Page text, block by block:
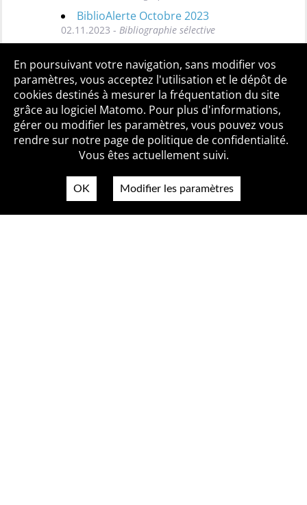
BiblioAlerte Octobre 2023
02.11.2023 - Bibliographie sélective
Toutes les BiblioAlertes
Qui sommes-nous ? Mentions légales
Accessibilité
Politique de confidentialité
Contact
En poursuivant votre navigation, sans modifier vos
paramètres, vous acceptez l'utilisation et le dépôt de
cookies destinés à mesurer la fréquentation du site
grâce au logiciel Matomo. Pour plus d'informations,
gérer ou modifier les paramètres, vous pouvez vous
rendre sur notre page de politique de confidentialité.
Vous êtes actuellement suivi.
OK Modifier les paramètres